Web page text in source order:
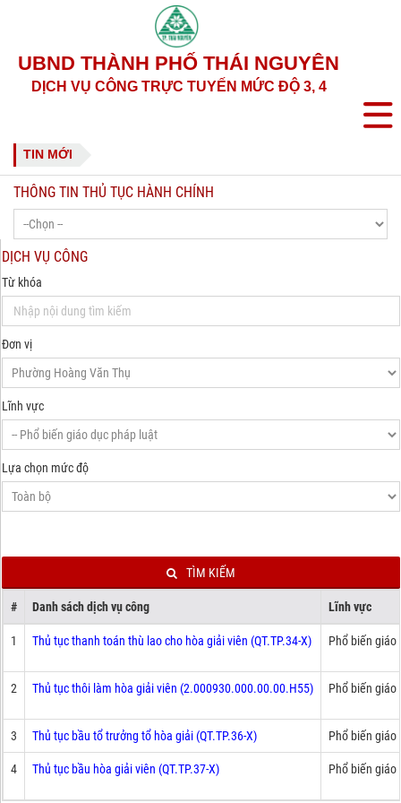
UBND THÀNH PHỐ THÁI NGUYÊN
DỊCH VỤ CÔNG TRỰC TUYẾN MỨC ĐỘ 3, 4
TIN MỚI
THÔNG TIN THỦ TỤC HÀNH CHÍNH
DỊCH VỤ CÔNG
Từ khóa
Đơn vị
Lĩnh vực
Lựa chọn mức độ
TÌM KIẾM
# Danh sách dịch vụ công Lĩnh vực
1 Thủ tục thanh toán thù lao cho hòa giải viên (QT.TP.34-X) Phổ biến giáo
2 Thủ tục thôi làm hòa giải viên (2.000930.000.00.00.H55) Phổ biến giáo
3 Thủ tục bầu tổ trưởng tổ hòa giải (QT.TP.36-X) Phổ biến giáo
4 Thủ tục bầu hòa giải viên (QT.TP.37-X) Phổ biến giáo